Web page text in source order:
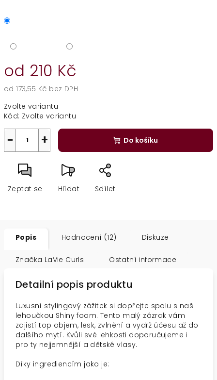
od 210 Kč
od173,55 Kč bez DPH
cena:
Zvolte variantu
Kód: Zvolte variantu
+
− Do košíku
Zeptat se Hlídat Sdílet
Popis Hodnocení (12) Diskuze
Značka LaVie Curls Ostatní informace
Detailní popis produktu
Luxusní stylingový zážitek si dopřejte spolu s naši
lehoučkou Shiny foam. Tento malý zázrak vám
zajistí top objem, lesk, zvlnění a vydrž účesu až do
dalšího mytí. Kvůli své lehkosti doporučujeme i
pro ty nejjemnější a dětské vlasy.
Díky ingrediencím jako je: